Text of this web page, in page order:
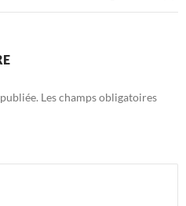
Les champs obligatoires